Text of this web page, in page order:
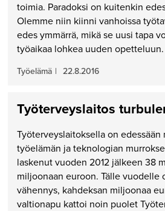
toimia. Paradoksi on kuitenkin
Olemme niin kiinni vanhoissa
edes ymmärrä, mikä se uusi tapa
työaikaa lohkea uuden opetteluun.
Työelämä | 22.8.2016
Työterveyslaitos
Työterveyslaitoksella on edessään
työelämän ja teknologian
laskenut vuoden 2012 jälkeen 38
miljoonaan euroon. Tälle vuodelle
vähennys, kahdeksan miljoonaa
valtionapu kattoi noin puolet